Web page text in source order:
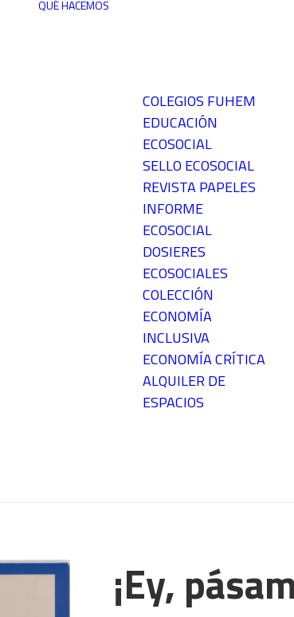
QUÉ HACEMOS
COLEGIOS FUHEM
EDUCACIÓN
ECOSOCIAL
SELLO ECOSOCIAL
REVISTA PAPELES
INFORME
ECOSOCIAL
DOSIERES
ECOSOCIALES
COLECCIÓN
ECONOMÍA
INCLUSIVA
ECONOMÍA CRÍTICA
ALQUILER DE
ESPACIOS
¡Ey,